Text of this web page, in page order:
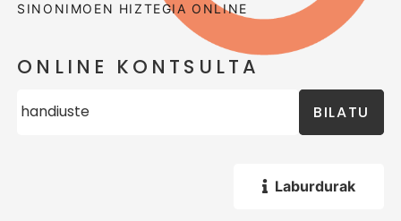
SINONIMOEN HIZTEGIA ONLINE
ONLINE KONTSULTA
BILATU
Laburdurak